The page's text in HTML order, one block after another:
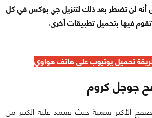
أنه لن تضطر بعد ذلك لتنزيل جي بوكس في كل
فيها بتحميل تطبيقات أخرى.
تحميل يوتيوب على هاتف هواوي
جوجل كروم
الأكثر شعبية حيث يعتمد عليه الكثير من